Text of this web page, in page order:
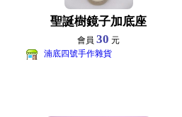
聖誕樹鏡子加底座
會員30 元
湳底四號手作雜貨